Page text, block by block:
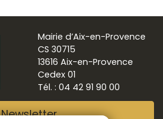
Mairie d’Aix-en-Provence
CS 30715
13616 Aix-en-Provence
Cedex 01
Tél. : 04 42 91 90 00
Newsletter